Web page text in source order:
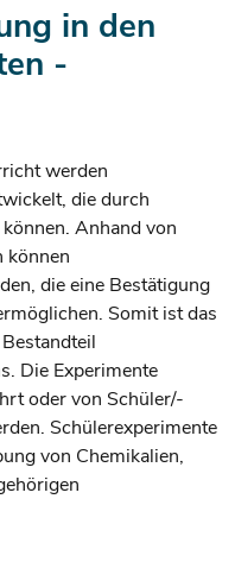
in den
-
werden
die durch
Anhand von
können
die eine Bestätigung
Somit ist das
Die Experimente
oder von Schüler/-
Schülerexperimente
von Chemikalien,